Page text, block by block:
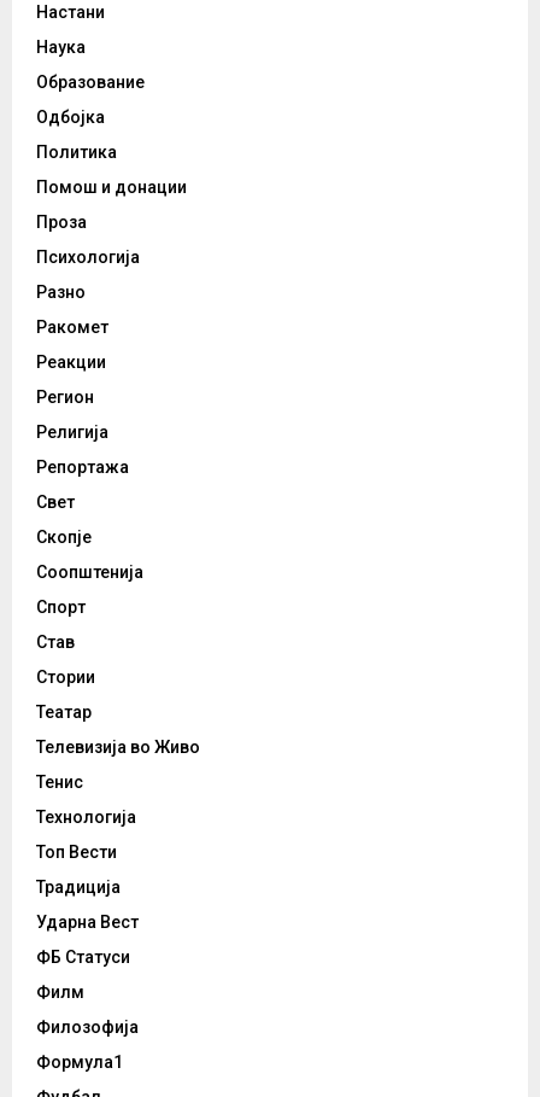
Настани
Наука
Образование
Одбојка
Политика
Помош и донации
Проза
Психологија
Разно
Ракомет
Реакции
Регион
Религија
Репортажа
Свет
Скопје
Соопштенија
Спорт
Став
Стории
Театар
Телевизија во Живо
Тенис
Технологија
Топ Вести
Традиција
Ударна Вест
ФБ Статуси
Филм
Филозофија
Формула1